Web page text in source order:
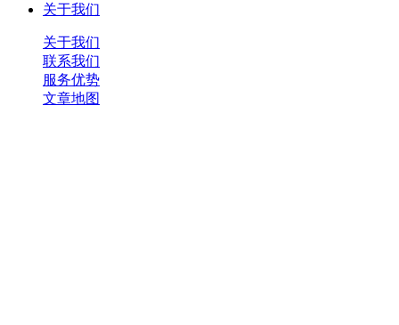
关于我们
关于我们
联系我们
服务优势
文章地图